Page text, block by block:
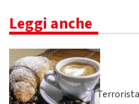
Leggi anche